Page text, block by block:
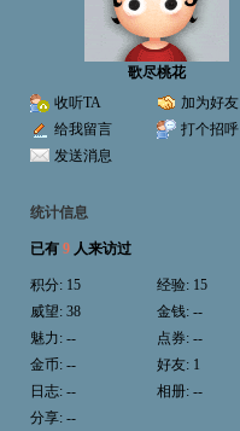
歌尽桃花
收听TA
加为好友
给我留言
打个招呼
发送消息
统计信息
已有 9 人来访过
积分: 15 经验: 15
威望: 38 金钱: --
魅力: -- 点券: --
金币: -- 好友: 1
日志: -- 相册: --
分享: --